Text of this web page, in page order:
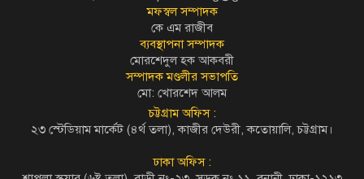
মফস্বল সম্পাদক
কে এম রাজীব
ব্যবস্থাপনা সম্পাদক
মোরশেদুল হক আকবরী
সম্পাদক মণ্ডলীর সভাপতি
মো: খোরশেদ আলম
চট্টগ্রাম অফিস :
২৩ স্টেডিয়াম মার্কেট (৪র্থ তলা), কাজীর দেউরী, কতোয়ালি, চট্টগ্রাম।
ঢাকা অফিস :